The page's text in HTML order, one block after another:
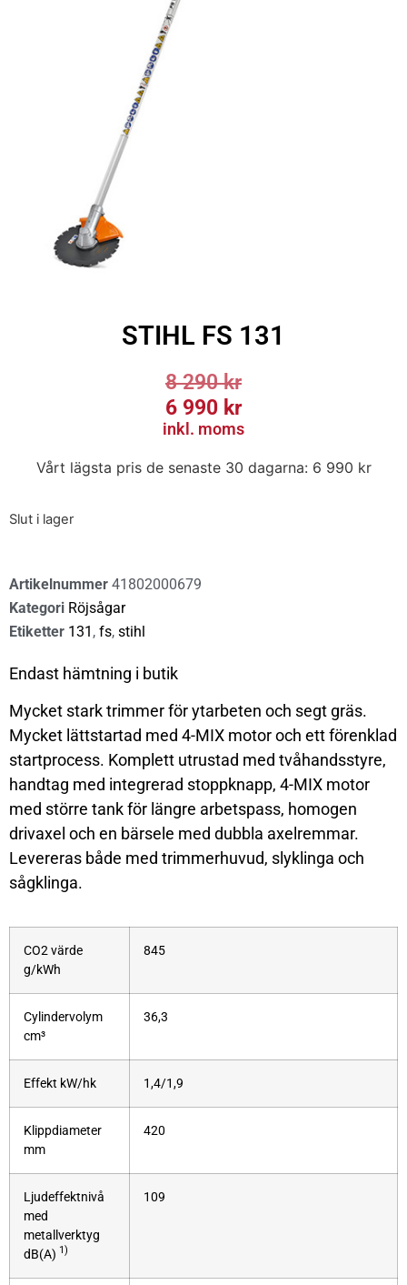
STIHL FS 131
8 290kr
6 990 kr
inkl. moms
Vårt lägsta pris de senaste 30 dagarna: 6 990 kr
Slut i lager
Artikelnummer 41802000679
Kategori Röjsågar
Etiketter 131 , fs, stihl
Endast hämtning i butik
Mycket stark trimmer för ytarbeten och segt gräs.
Mycket lättstartad med 4-MIX motor och ett förenklad
startprocess. Komplett utrustad med tvåhandsstyre,
handtag med integrerad stoppknapp, 4-MIX motor
med större tank för längre arbetspass, homogen
drivaxel och en bärsele med dubbla axelremmar.
Levereras både med trimmerhuvud, slyklinga och
sågklinga.
CO2 värde
g/kWh
845
Cylindervolym
cm³
36,3
Effekt kW/hk 1,4/1,9
Klippdiameter
mm
420
Ljudeffektnivå
med
metallverktyg
dB(A) 1)
109